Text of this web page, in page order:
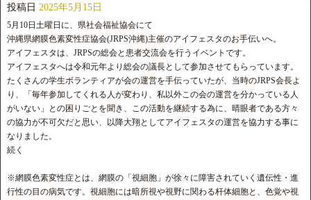
投稿日 2025年5月15日
5月10日土曜日に、県社会福祉協会にて
沖縄県網膜色素変性症協会(JRPS沖縄)主催のアイフェスタのお手伝いへ。
アイフェスタは、JRPSの総会と患者交流会を行うイベントです。
アイフェスタへは令和元年より総会の議長として参加させてもらっています。
たくさんの学生ボランティアが会の運営を手伝っていたが、当時のJRPS会長よ
り、「毎年参加してくれる人が変わり、私以外この会の運営を分かっている人
がいない」との困りごとを聞き、この活動を継続する為に、晴眼者である方々
の協力が不可欠だと思い、以降大翔としてアイフェスタの運営を協力する事に
なりました。
続く
※網膜色素変性症とは、網膜の「視細胞」が徐々に障害されていく遺伝性・進
行性の目の病気です。視細胞には暗所視や視野に関わる杆体細胞と、色覚や視